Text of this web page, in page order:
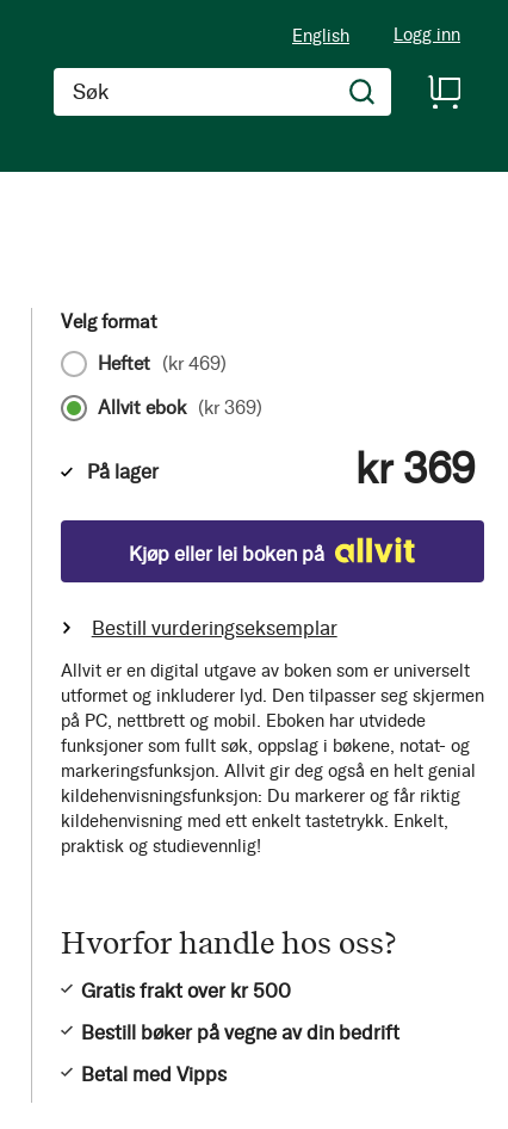
English Logg inn
Søk
Velg format
Heftet (kr 469)
Allvit ebok (kr 369)
På lager kr 369
Kjøp eller lei boken på
Bestill vurderingseksemplar
Allvit er en digital utgave av boken som er universelt
utformet og inkluderer lyd. Den tilpasser seg skjermen
på PC, nettbrett og mobil. Eboken har utvidede
funksjoner som fullt søk, oppslag i bøkene, notat- og
markeringsfunksjon. Allvit gir deg også en helt genial
kildehenvisningsfunksjon: Du markerer og får riktig
kildehenvisning med ett enkelt tastetrykk. Enkelt,
praktisk og studievennlig!
Hvorfor handle hos oss?
Gratis frakt over kr 500
Bestill bøker på vegne av din bedrift
Betal med Vipps